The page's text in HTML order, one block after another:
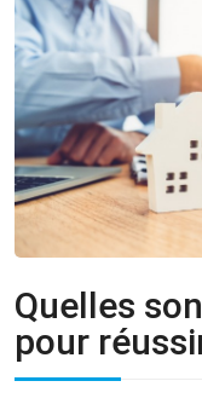
Quelles
pour